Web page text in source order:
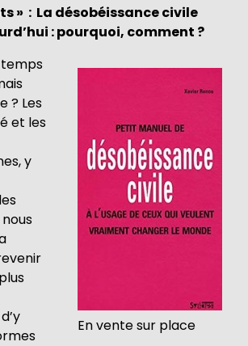
» : La désobéissance civile
: pourquoi, comment ?
En vente sur place
temps
? Les
et les
y